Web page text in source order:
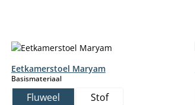
Eetkamerstoel Maryam
Basismateriaalselect
Fluweel Stof